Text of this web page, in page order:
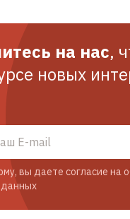
на нас,
новых
вы даете согласие на
данных